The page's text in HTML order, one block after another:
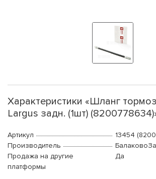
Характеристики «Шланг
Largus задн. (1шт)
Артикул
13454
Производитель
Продажа на другие
платформы
Да